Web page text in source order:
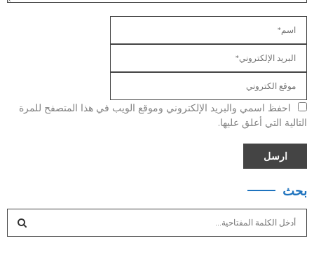
احفظ اسمي والبريد الإلكتروني وموقع الويب في هذا المتصفح للمرة
التالية التي أعلق عليها.
بحث